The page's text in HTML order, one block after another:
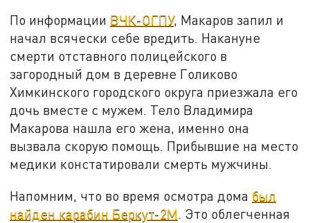
По информации ВЧК-ОГПУ, Макаров запил и
начал всячески себе вредить. Накануне
смерти отставного полицейского в
загородный дом в деревне Голиково
Химкинского городского округа приезжала его
дочь вместе с мужем. Тело Владимира
Макарова нашла его жена, именно она
вызвала скорую помощь. Прибывшие на место
медики констатировали смерть мужчины.
Напомним, что во время осмотра дома был
найден карабин Беркут-2М. Это облегченная